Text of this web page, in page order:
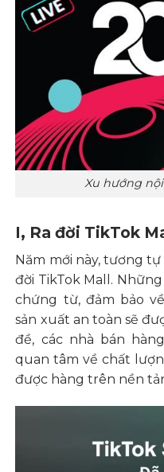
Xu hướng
I, Ra đời TikTok
Năm mới này, tương
đời TikTok Mall.
chứng từ, đảm bảo
sản xuất an toàn sẽ
đề, các nhà bán
quan tâm về chất
được hàng trên nền